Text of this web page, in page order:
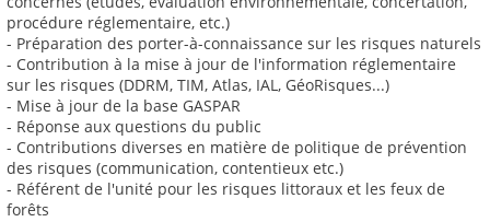
procédure réglementaire, etc.)
- Préparation des porter-à-connaissance sur les risques naturels
- Contribution à la mise à jour de l'information réglementaire
sur les risques (DDRM, TIM, Atlas, IAL, GéoRisques...)
- Mise à jour de la base GASPAR
- Réponse aux questions du public
- Contributions diverses en matière de politique de prévention
des risques (communication, contentieux etc.)
- Référent de l'unité pour les risques littoraux et les feux de
forêts